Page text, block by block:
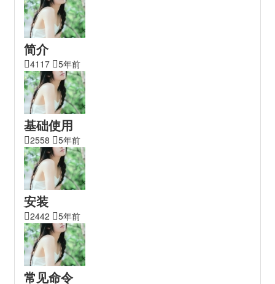
简介
4117 5年前
基础使用
2558 5年前
安装
2442 5年前
常见命令